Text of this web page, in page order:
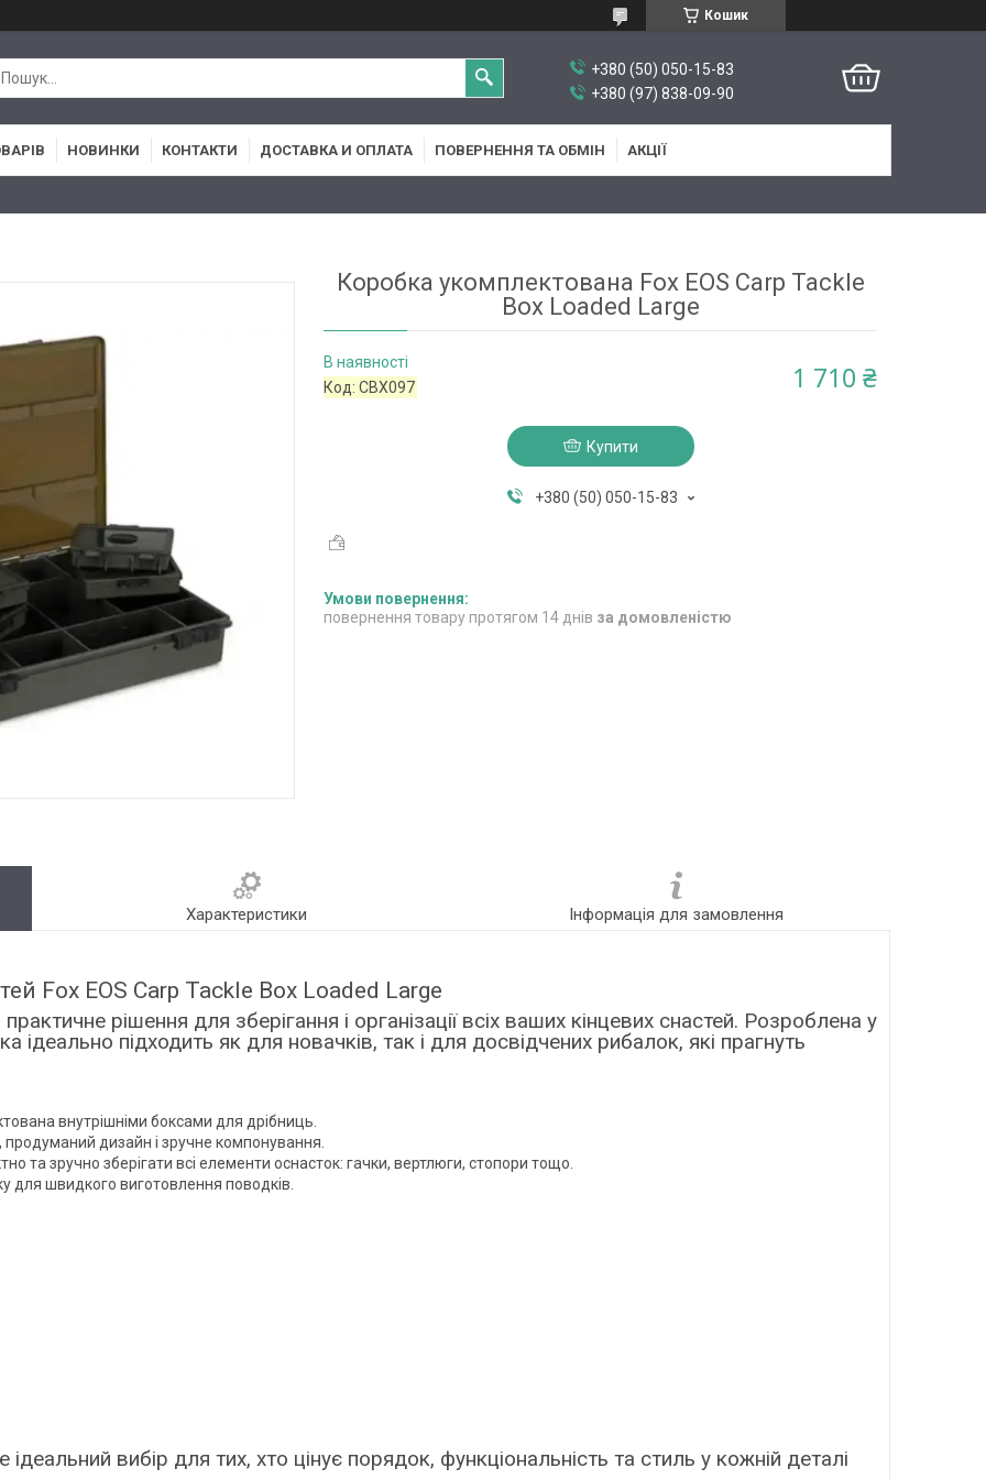
Кошик
+380 (50) 050-15-83
+380 (97) 838-09-90
НОВИНКИ КОНТАКТИ ДОСТАВКА И ОПЛАТА ПОВЕРНЕННЯ ТА ОБМІН АКЦІЇ
Коробка укомплектована Fox EOS Carp Tackle
Box Loaded Large
В наявності
Код:CBX097 1 710 ₴
Купити
+380 (50) 050-15-83
повернення товару протягом 14 днів за домовленістю
Характеристики Інформація для замовлення
Fox EOS Carp Tackle Box Loaded Large
рішення для зберігання і організації всіх ваших кінцевих снастей. Розроблена у
ідеально підходить як для новачків, так і для досвідчених рибалок, які прагнуть
внутрішніми боксами для дрібниць.
продуманий дизайн і зручне компонування.
та зручно зберігати всі елементи оснасток: гачки, вертлюги, стопори тощо.
для швидкого виготовлення поводків.
вибір для тих, хто цінує порядок, функціональність та стиль у кожній деталі